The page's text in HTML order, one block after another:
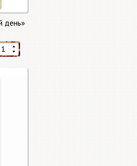
день»